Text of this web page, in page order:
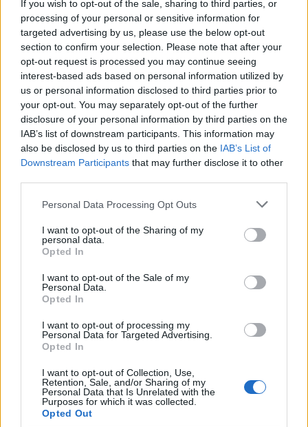
If you wish to opt-out of the sale, sharing to third parties, or
processing of your personal or sensitive information for
targeted advertising by us, please use the below opt-out
section to confirm your selection. Please note that after your
opt-out request is processed you may continue seeing
interest-based ads based on personal information utilized by
us or personal information disclosed to third parties prior to
your opt-out. You may separately opt-out of the further
disclosure of your personal information by third parties on the
IAB’s list of downstream participants. This information may
also be disclosed by us to third parties on the IAB’s List of
Downstream Participants that may further disclose it to other
Please note that this website/app uses one or more Google
not limited to your visit or usage behaviour. You may click to
grant or deny consent to Google and its third-party tags to
use your data for below specified purposes in below Google
consent section.
Personal Data Processing Opt Outs
I want to opt-out of the Sharing of my
personal data.
Opted In
I want to opt-out of the Sale of my
Personal Data.
Opted In
I want to opt-out of processing my
Personal Data for Targeted Advertising.
Opted In
I want to opt-out of Collection, Use,
Retention, Sale, and/or Sharing of my
Personal Data that Is Unrelated with the
Purposes for which it was collected.
Opted Out
AUTORE
Staff
Continua a leggere